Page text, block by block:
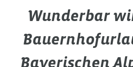
Wunderbar
Bayerischen